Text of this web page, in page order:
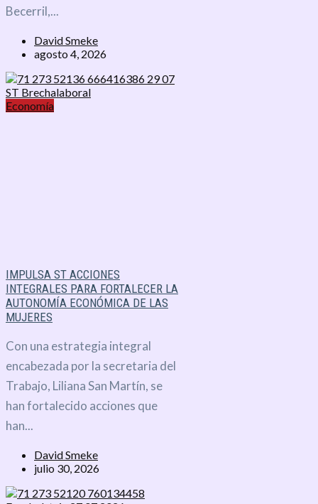
Becerril,...
David Smeke
agosto 4, 2026
Economía
IMPULSA ST ACCIONES
INTEGRALES PARA FORTALECER LA
AUTONOMÍA ECONÓMICA DE LAS
MUJERES
Con una estrategia integral
encabezada por la secretaria del
Trabajo, Liliana San Martín, se
han fortalecido acciones que
han...
David Smeke
julio 30, 2026